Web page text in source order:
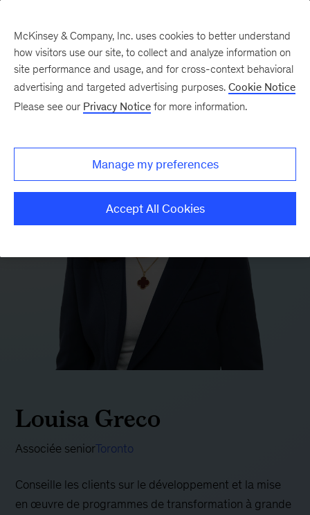
Louisa Greco
Associée seniorToronto
Conseille les clients sur le développement et la mise
en œuvre de programmes de transformation à grande
McKinsey & Company, Inc. uses cookies to better understand
how visitors use our site, to collect and analyze information on
site performance and usage, and for cross-context behavioral
advertising and targeted advertising purposes. Cookie Notice
Please see our Privacy Notice for more information.
Manage my preferences
Accept All Cookies